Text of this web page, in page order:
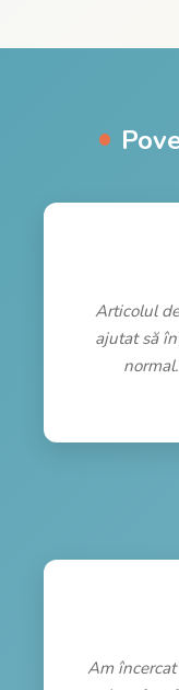
Articolul
ajutat să
Am